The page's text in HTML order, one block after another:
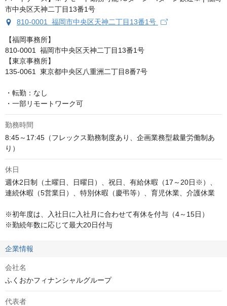
810-0001 福岡市中央区天神二丁目13番1号
【福岡事務所】
810-0001  福岡市中央区天神二丁目13番1号
【東京事務所】
135-0061  東京都中央区八重洲二丁目8番7号
・転勤：なし
・一部リモートワーク可
勤務時間
8:45～17:45（フレックス勤務制度あり、企画業務型裁量労働制あ
り）
休日
週休2日制（土曜日、日曜日）、祝日、有給休暇（17～20日※）、
連続休暇（5営業日）、特別休暇（慶弔等）、育児休業、介護休業
※初年度は、入社日に入社月に合わせて有休を付与（4～15日）
※勤続年数に応じて最大20日付与
企業情報
会社名
ふくおかフィナンシャルグループ
代表者